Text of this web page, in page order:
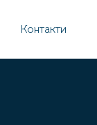
Контакти